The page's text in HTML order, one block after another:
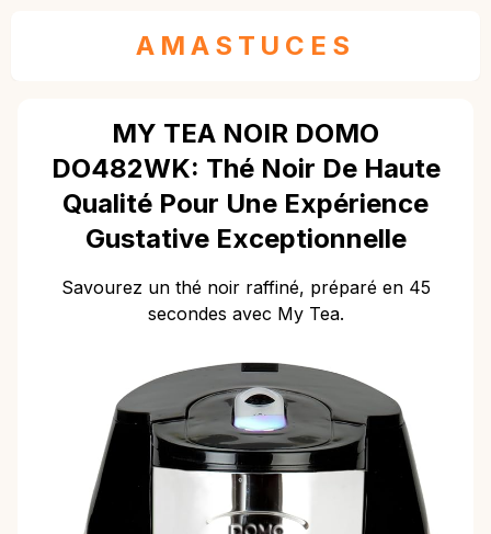
AMASTUCES
MY TEA NOIR DOMO
DO482WK: Thé Noir De Haute
Qualité Pour Une Expérience
Gustative Exceptionnelle
Savourez un thé noir raffiné, préparé en 45
secondes avec My Tea.